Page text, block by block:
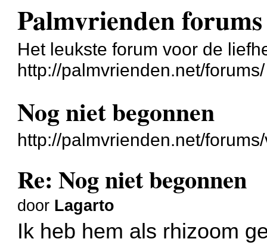
Palmvrienden forums
Het leukste forum voor de
http://palmvrienden.net/forums/
Nog niet begonnen
http://palmvrienden.net/
Re: Nog niet begonnen
door Lagarto
Ik heb hem als rhizoom